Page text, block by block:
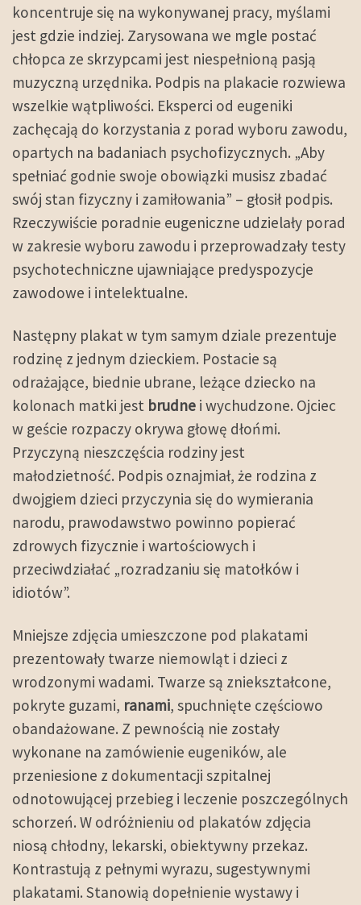
koncentruje się na wykonywanej pracy, myślami
jest gdzie indziej. Zarysowana we mgle postać
chłopca ze skrzypcami jest niespełnioną pasją
muzyczną urzędnika. Podpis na plakacie rozwiewa
wszelkie wątpliwości. Eksperci od eugeniki
zachęcają do korzystania z porad wyboru zawodu,
opartych na badaniach psychofizycznych. „Aby
spełniać godnie swoje obowiązki musisz zbadać
swój stan fizyczny i zamiłowania” – głosił podpis.
Rzeczywiście poradnie eugeniczne udzielały porad
w zakresie wyboru zawodu i przeprowadzały testy
psychotechniczne ujawniające predyspozycje
zawodowe i intelektualne.
Następny plakat w tym samym dziale prezentuje
rodzinę z jednym dzieckiem. Postacie są
odrażające, biednie ubrane, leżące dziecko na
kolonach matki jest brudne i wychudzone. Ojciec
w geście rozpaczy okrywa głowę dłońmi.
Przyczyną nieszczęścia rodziny jest
małodzietność. Podpis oznajmiał, że rodzina z
dwojgiem dzieci przyczynia się do wymierania
narodu, prawodawstwo powinno popierać
zdrowych fizycznie i wartościowych i
przeciwdziałać „rozradzaniu się matołków i
idiotów”.
Mniejsze zdjęcia umieszczone pod plakatami
prezentowały twarze niemowląt i dzieci z
wrodzonymi wadami. Twarze są zniekształcone,
pokryte guzami, ranami, spuchnięte częściowo
obandażowane. Z pewnością nie zostały
wykonane na zamówienie eugeników, ale
przeniesione z dokumentacji szpitalnej
odnotowującej przebieg i leczenie poszczególnych
schorzeń. W odróżnieniu od plakatów zdjęcia
niosą chłodny, lekarski, obiektywny przekaz.
Kontrastują z pełnymi wyrazu, sugestywnymi
plakatami. Stanowią dopełnienie wystawy i